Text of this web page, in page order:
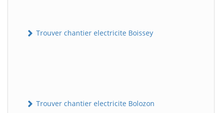
Trouver chantier electricite Boissey
Trouver chantier electricite Bolozon